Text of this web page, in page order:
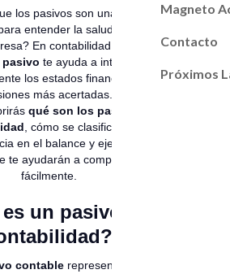
Magneto
Contacto
Próximos
los pasivos son una de las
entender la salud financiera
En contabilidad, conocer
te ayuda a interpretar
los estados financieros y
más acertadas. En esta
qué son los pasivos en
, cómo se clasifican, su
en el balance y ejemplos
te ayudarán a comprenderlos
fácilmente.
un pasivo en
contablerepresenta las